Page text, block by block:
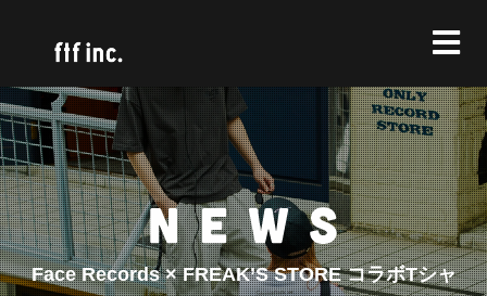
Face Records × FREAK’S STORE コラボTシャ